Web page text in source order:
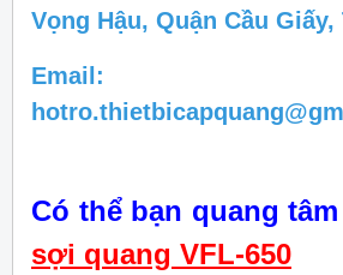
Vọng Hậu, Quận Cầu Giấy,
Email:
Có thể bạn quang tâm
sợi quang VFL-650